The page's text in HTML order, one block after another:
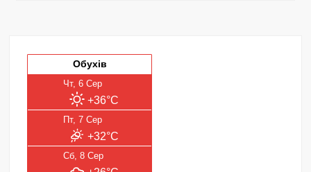
Обухів
Чт, 6 Сер
+36°C
Пт, 7 Сер
+32°C
Сб, 8 Сер